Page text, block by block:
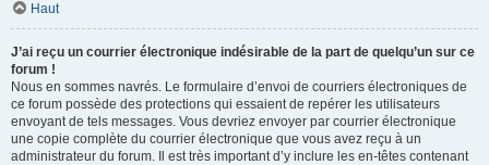
Haut
J’ai reçu un courrier électronique indésirable de la part de quelqu’un sur ce
forum !
Nous en sommes navrés. Le formulaire d’envoi de courriers électroniques de
ce forum possède des protections qui essaient de repérer les utilisateurs
envoyant de tels messages. Vous devriez envoyer par courrier électronique
une copie complète du courrier électronique que vous avez reçu à un
administrateur du forum. Il est très important d’y inclure les en-têtes contenant